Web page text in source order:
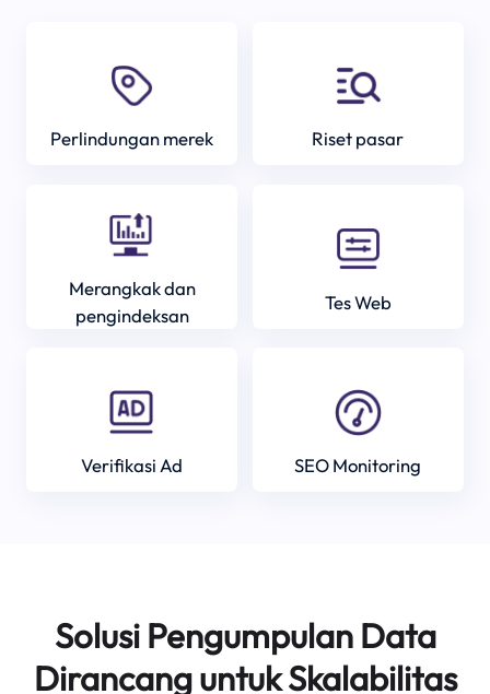
Perlindungan merek Riset pasar
Merangkak dan
pengindeksan
Tes Web
Verifikasi Ad SEO Monitoring
Solusi Pengumpulan Data
Dirancang untuk Skalabilitas